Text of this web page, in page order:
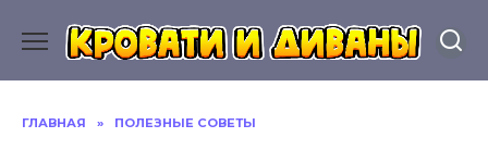
содержанию
ГЛАВНАЯ » ПОЛЕЗНЫЕ СОВЕТЫ